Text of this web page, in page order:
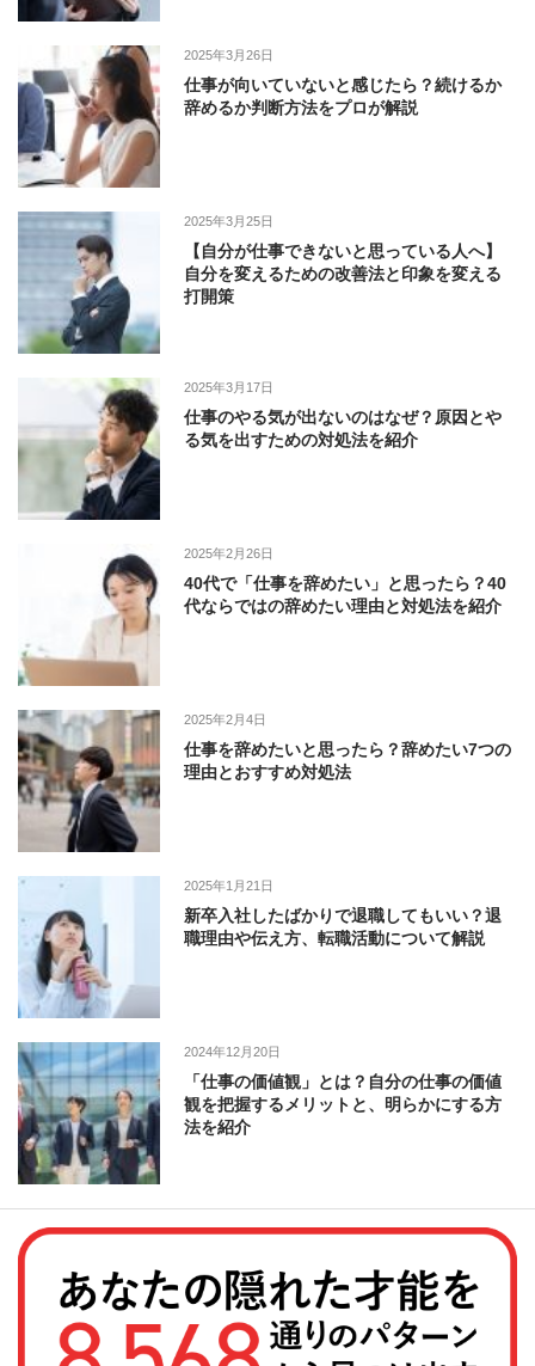
2025年3月26日
仕事が向いていないと感じたら？続けるか
辞めるか判断方法をプロが解説
2025年3月25日
【自分が仕事できないと思っている人へ】
自分を変えるための改善法と印象を変える
打開策
2025年3月17日
仕事のやる気が出ないのはなぜ？原因とや
る気を出すための対処法を紹介
2025年2月26日
40代で「仕事を辞めたい」と思ったら？40
代ならではの辞めたい理由と対処法を紹介
2025年2月4日
仕事を辞めたいと思ったら？辞めたい7つの
理由とおすすめ対処法
2025年1月21日
新卒入社したばかりで退職してもいい？退
職理由や伝え方、転職活動について解説
2024年12月20日
「仕事の価値観」とは？自分の仕事の価値
観を把握するメリットと、明らかにする方
法を紹介